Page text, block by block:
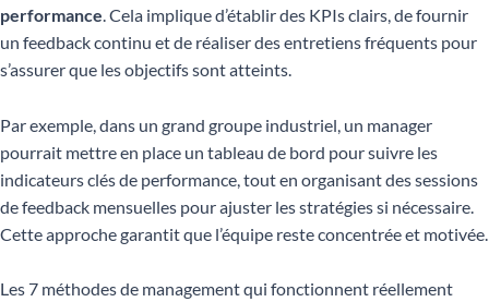
performance. Cela implique d’établir des KPIs clairs, de fournir
un feedback continu et de réaliser des entretiens fréquents pour
s’assurer que les objectifs sont atteints.
Par exemple, dans un grand groupe industriel, un manager
pourrait mettre en place un tableau de bord pour suivre les
indicateurs clés de performance, tout en organisant des sessions
de feedback mensuelles pour ajuster les stratégies si nécessaire.
Cette approche garantit que l’équipe reste concentrée et motivée.
Les 7 méthodes de management qui fonctionnent réellement